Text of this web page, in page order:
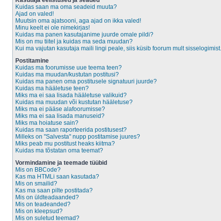
Kuidas saan ma oma seadeid muuta?
Ajad on valed!
Muutsin oma ajatsooni, aga ajad on ikka valed!
Minu keelt ei ole nimekirjas!
Kuidas ma panen kasutajanime juurde omale pildi?
Mis on mu tiitel ja kuidas ma seda muudan?
Kui ma vajutan kasutaja maili lingi peale, siis küsib foorum mult sisselogimist.
Postitamine
Kuidas ma foorumisse uue teema teen?
Kuidas ma muudan/kustutan postitusi?
Kuidas ma panen oma postitusele signatuuri juurde?
Kuidas ma hääletuse teen?
Miks ma ei saa lisada hääletuse valikuid?
Kuidas ma muudan või kustutan hääletuse?
Miks ma ei pääse alafoorumisse?
Miks ma ei saa lisada manuseid?
Miks ma hoiatuse sain?
Kuidas ma saan raporteerida postitusest?
Milleks on "Salvesta" nupp postitamise juures?
Miks peab mu postitust heaks kiitma?
Kuidas ma tõstatan oma teemat?
Vormindamine ja teemade tüübid
Mis on BBCode?
Kas ma HTMLi saan kasutada?
Mis on smailid?
Kas ma saan pilte postitada?
Mis on üldteadaanded?
Mis on teadeanded?
Mis on kleepsud?
Mis on suletud teemad?